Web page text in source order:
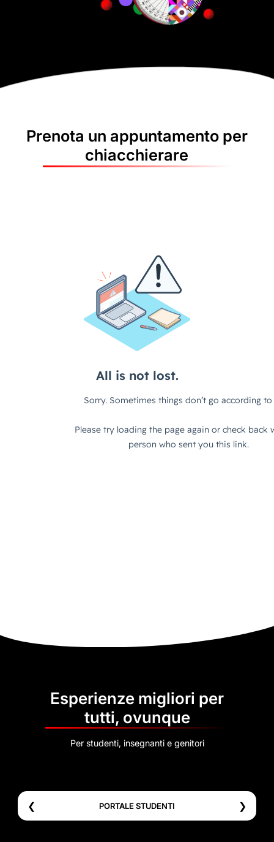
Prenota un appuntamento per
chiacchierare
Esperienze migliori per
tutti, ovunque
Per studenti, insegnanti e genitori
❮ PORTALE STUDENTI ❯